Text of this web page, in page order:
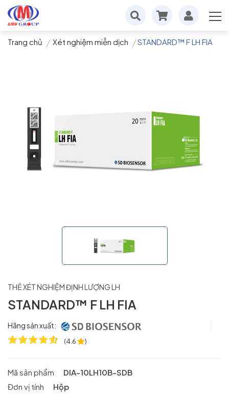
Trang chủ Xét nghiệm miễn dịch STANDARD™ F LH FIA
THẺ XÉT NGHIỆM ĐỊNH LƯỢNG LH
STANDARD™ F LH FIA
Hãng sản xuất:
(4.6 )
Mã sản phẩm
DIA-10LH10B-SDB
Đơn vị tính
Hộp